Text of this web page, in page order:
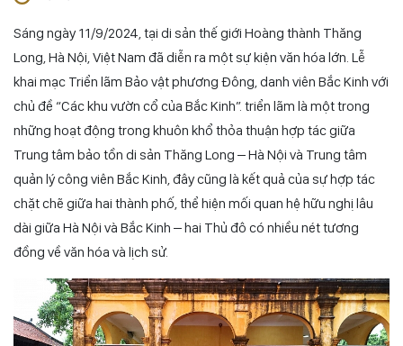
Sáng ngày 11/9/2024, tại di sản thế giới Hoàng thành Thăng
Long, Hà Nội, Việt Nam đã diễn ra một sự kiện văn hóa lớn. Lễ
khai mạc Triển lãm Bảo vật phương Đông, danh viên Bắc Kinh với
chủ đề “Các khu vườn cổ của Bắc Kinh”. triển lãm là một trong
những hoạt động trong khuôn khổ thỏa thuận hợp tác giữa
Trung tâm bảo tồn di sản Thăng Long – Hà Nội và Trung tâm
quản lý công viên Bắc Kinh, đây cũng là kết quả của sự hợp tác
chặt chẽ giữa hai thành phố, thể hiện mối quan hệ hữu nghị lâu
dài giữa Hà Nội và Bắc Kinh – hai Thủ đô có nhiều nét tương
đồng về văn hóa và lịch sử.